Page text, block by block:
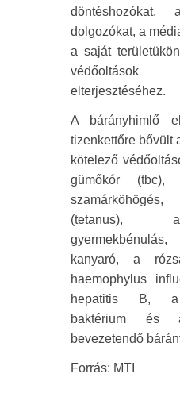
döntéshozókat,
dolgozókat, a
a saját
védőoltások
elterjesztéséhez.
A bárányhimlő
tizenkettőre bővült
kötelező
gümőkór
(tetanus),
kanyaró, a
haemophylus
hepatitis B, a
baktérium és
bevezetendő
Forrás: MTI